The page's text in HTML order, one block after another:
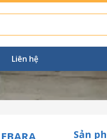
Liên hệ
Sản